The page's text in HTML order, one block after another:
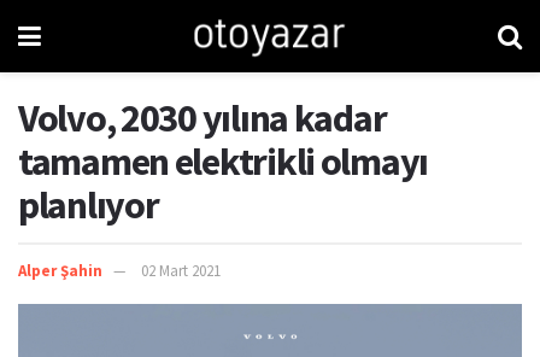
Volvo, 2030 yılına kadar
tamamen elektrikli olmayı
planlıyor
Alper Şahin 02 Mart 2021